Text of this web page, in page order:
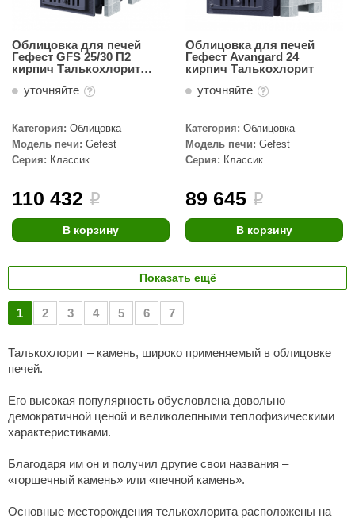
Облицовка для печей
Гефест GFS 25/30 П2
кирпич Талькохлорит
уточняйте
Категория: Облицовка
Модель печи: Gefest
Серия: Классик
110 432 i
В корзину
Облицовка для печей
Гефест Avangard 24
кирпич Талькохлорит
уточняйте
Категория: Облицовка
Модель печи: Gefest
Серия: Классик
89 645 i
В корзину
Показать ещё
1 2 3 4 5 6 7
Талькохлорит – камень, широко применяемый в облицовке
печей.
Его высокая популярность обусловлена довольно
демократичной ценой и великолепными теплофизическими
характеристиками.
Благодаря им он и получил другие свои названия –
«горшечный камень» или «печной камень».
Основные месторождения телькохлорита расположены на